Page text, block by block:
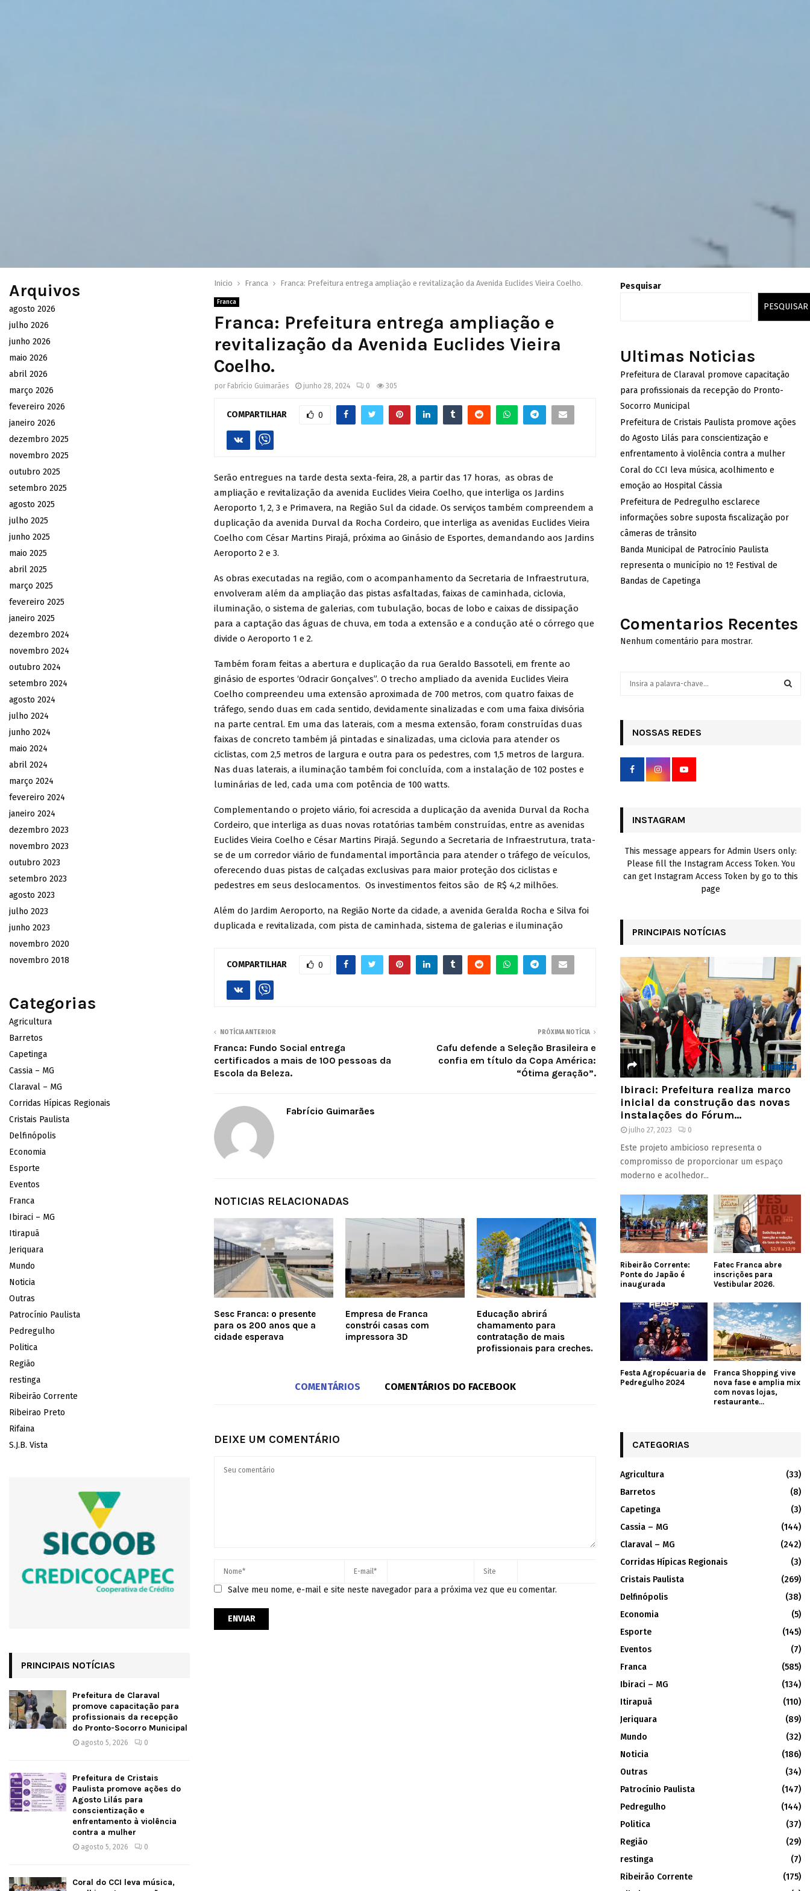
Inicio Franca Franca: Prefeitura entrega ampliação e revitalização da Avenida Euclides Vieira Coelho.
Franca
Franca: Prefeitura entrega ampliação e
revitalização da Avenida Euclides Vieira
Coelho.
por Fabrício Guimarães junho 28, 2024 0 305
COMPARTILHAR 0
Serão entregues na tarde desta sexta-feira, 28, a partir das 17 horas, as obras de
ampliação e revitalização da avenida Euclides Vieira Coelho, que interliga os Jardins
Aeroporto 1, 2, 3 e Primavera, na Região Sul da cidade. Os serviços também compreendem a
duplicação da avenida Durval da Rocha Cordeiro, que interliga as avenidas Euclides Vieira
Coelho com César Martins Pirajá, próxima ao Ginásio de Esportes, demandando aos Jardins
Aeroporto 2 e 3.
As obras executadas na região, com o acompanhamento da Secretaria de Infraestrutura,
envolveram além da ampliação das pistas asfaltadas, faixas de caminhada, ciclovia,
iluminação, o sistema de galerias, com tubulação, bocas de lobo e caixas de dissipação
para a captação das águas de chuva, em toda a extensão e a condução até o córrego que
divide o Aeroporto 1 e 2.
Também foram feitas a abertura e duplicação da rua Geraldo Bassoteli, em frente ao
ginásio de esportes ‘Odracir Gonçalves”. O trecho ampliado da avenida Euclides Vieira
Coelho compreendeu uma extensão aproximada de 700 metros, com quatro faixas de
tráfego, sendo duas em cada sentido, devidamente sinalizadas e com uma faixa divisória
na parte central. Em uma das laterais, com a mesma extensão, foram construídas duas
faixas de concreto também já pintadas e sinalizadas, uma ciclovia para atender os
ciclistas, com 2,5 metros de largura e outra para os pedestres, com 1,5 metros de largura.
Nas duas laterais, a iluminação também foi concluída, com a instalação de 102 postes e
luminárias de led, cada uma com potência de 100 watts.
Complementando o projeto viário, foi acrescida a duplicação da avenida Durval da Rocha
Cordeiro, que interliga as duas novas rotatórias também construídas, entre as avenidas
Euclides Vieira Coelho e César Martins Pirajá. Segundo a Secretaria de Infraestrutura, trata-
se de um corredor viário de fundamental importância para atender o tráfego de veículos,
oferecendo duas pistas de calçadas exclusivas para maior proteção dos ciclistas e
pedestres em seus deslocamentos. Os investimentos feitos são de R$ 4,2 milhões.
Além do Jardim Aeroporto, na Região Norte da cidade, a avenida Geralda Rocha e Silva foi
duplicada e revitalizada, com pista de caminhada, sistema de galerias e iluminação
COMPARTILHAR 0
NOTÍCIA ANTERIOR
Franca: Fundo Social entrega
certificados a mais de 100 pessoas da
Escola da Beleza.
PRÓXIMA NOTÍCIA
Cafu defende a Seleção Brasileira e
confia em título da Copa América:
“Ótima geração”.
Fabrício Guimarães
NOTICIAS RELACIONADAS
Sesc Franca: o presente
para os 200 anos que a
cidade esperava
Empresa de Franca
constrói casas com
impressora 3D
Educação abrirá
chamamento para
contratação de mais
profissionais para creches.
COMENTÁRIOS COMENTÁRIOS DO FACEBOOK
DEIXE UM COMENTÁRIO
Salve meu nome, e-mail e site neste navegador para a próxima vez que eu comentar.
Arquivos
agosto 2026
julho 2026
junho 2026
maio 2026
abril 2026
março 2026
fevereiro 2026
janeiro 2026
dezembro 2025
novembro 2025
outubro 2025
setembro 2025
agosto 2025
julho 2025
junho 2025
maio 2025
abril 2025
março 2025
fevereiro 2025
janeiro 2025
dezembro 2024
novembro 2024
outubro 2024
setembro 2024
agosto 2024
julho 2024
junho 2024
maio 2024
abril 2024
março 2024
fevereiro 2024
janeiro 2024
dezembro 2023
novembro 2023
outubro 2023
setembro 2023
agosto 2023
julho 2023
junho 2023
novembro 2020
novembro 2018
Categorias
Agricultura
Barretos
Capetinga
Cassia – MG
Claraval – MG
Corridas Hípicas Regionais
Cristais Paulista
Delfinópolis
Economia
Esporte
Eventos
Franca
Ibiraci – MG
Itirapuã
Jeriquara
Mundo
Noticia
Outras
Patrocínio Paulista
Pedregulho
Politica
Região
restinga
Ribeirão Corrente
Ribeirao Preto
Rifaina
S.J.B. Vista
PRINCIPAIS NOTÍCIAS
Prefeitura de Claraval
promove capacitação para
profissionais da recepção
do Pronto-Socorro Municipal
agosto 5, 2026 0
Prefeitura de Cristais
Paulista promove ações do
Agosto Lilás para
conscientização e
enfrentamento à violência
contra a mulher
agosto 5, 2026 0
Coral do CCI leva música,
Pesquisar
PESQUISAR
Ultimas Noticias
Prefeitura de Claraval promove capacitação
para profissionais da recepção do Pronto-
Socorro Municipal
Prefeitura de Cristais Paulista promove ações
do Agosto Lilás para conscientização e
enfrentamento à violência contra a mulher
Coral do CCI leva música, acolhimento e
emoção ao Hospital Cássia
Prefeitura de Pedregulho esclarece
informações sobre suposta fiscalização por
câmeras de trânsito
Banda Municipal de Patrocínio Paulista
representa o município no 1º Festival de
Bandas de Capetinga
Comentarios Recentes
Nenhum comentário para mostrar.
r
NOSSAS REDES
INSTAGRAM
This message appears for Admin Users only:
Please fill the Instagram Access Token. You
can get Instagram Access Token by go to this
page
PRINCIPAIS NOTÍCIAS
Ibiraci: Prefeitura realiza marco
inicial da construção das novas
instalações do Fórum...
julho 27, 2023 0
Este projeto ambicioso representa o
compromisso de proporcionar um espaço
moderno e acolhedor...
Ribeirão Corrente:
Ponte do Japão é
inaugurada
Fatec Franca abre
inscrições para
Vestibular 2026.
Festa Agropécuaria de
Pedregulho 2024
Franca Shopping vive
nova fase e amplia mix
com novas lojas,
restaurante...
CATEGORIAS
Agricultura
(33)
Barretos
(8)
Capetinga
(3)
Cassia – MG
(144)
Claraval – MG
(242)
Corridas Hípicas Regionais
(3)
Cristais Paulista
(269)
Delfinópolis
(38)
Economia
(5)
Esporte
(145)
Eventos
(7)
Franca
(585)
Ibiraci – MG
(134)
Itirapuã
(110)
Jeriquara
(89)
Mundo
(32)
Noticia
(186)
Outras
(34)
Patrocínio Paulista
(147)
Pedregulho
(144)
Politica
(37)
Região
(29)
restinga
(7)
Ribeirão Corrente
(175)